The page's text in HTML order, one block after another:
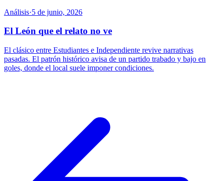
Análisis·5 de junio, 2026
El León que el relato no ve
El clásico entre Estudiantes e Independiente revive narrativas
pasadas. El patrón histórico avisa de un partido trabado y bajo en
goles, donde el local suele imponer condiciones.